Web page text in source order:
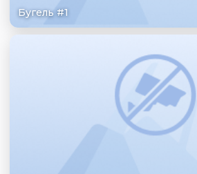
Бугель #1